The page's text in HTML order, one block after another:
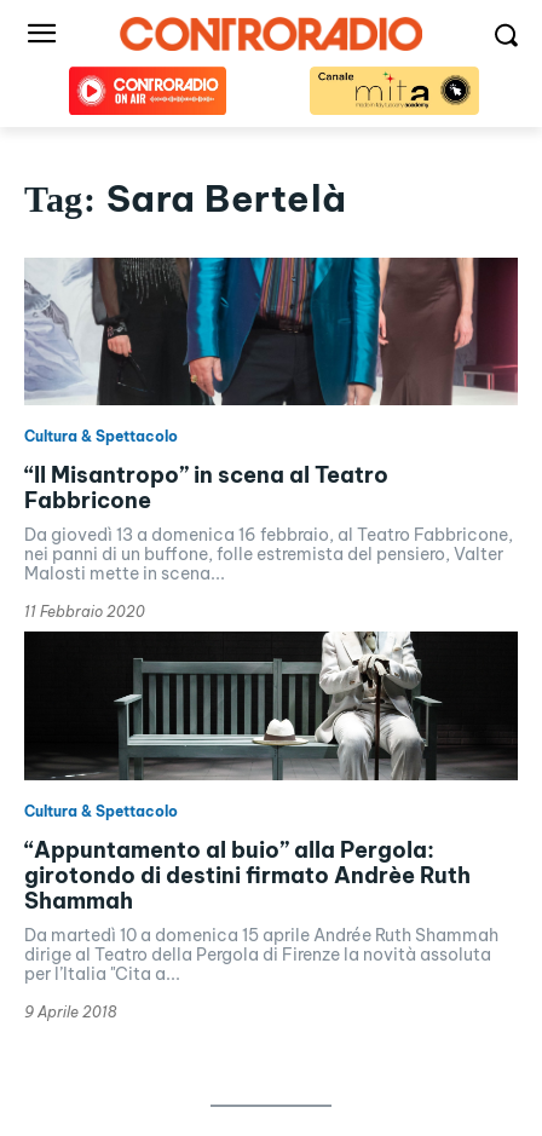
Tag: Sara Bertelà
Cultura & Spettacolo
“Il Misantropo” in scena al Teatro
Fabbricone
Da giovedì 13 a domenica 16 febbraio, al Teatro Fabbricone,
nei panni di un buffone, folle estremista del pensiero, Valter
Malosti mette in scena...
11 Febbraio 2020
Cultura & Spettacolo
“Appuntamento al buio” alla Pergola:
girotondo di destini firmato Andrèe Ruth
Shammah
Da martedì 10 a domenica 15 aprile Andrée Ruth Shammah
dirige al Teatro della Pergola di Firenze la novità assoluta
per l’Italia "Cita a...
9 Aprile 2018